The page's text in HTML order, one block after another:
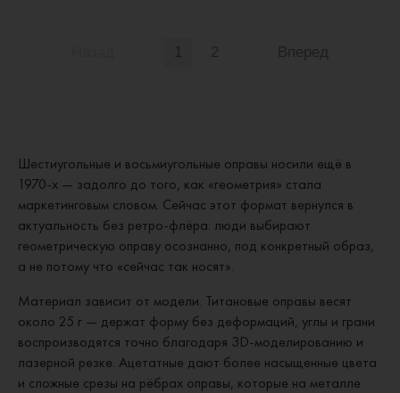
Шестиугольные и восьмиугольные оправы носили ещё в
1970-х — задолго до того, как «геометрия» стала
маркетинговым словом. Сейчас этот формат вернулся в
актуальность без ретро-флёра: люди выбирают
геометрическую оправу осознанно, под конкретный образ,
а не потому что «сейчас так носят».
Материал зависит от модели. Титановые оправы весят
около 25 г — держат форму без деформаций, углы и грани
воспроизводятся точно благодаря 3D-моделированию и
лазерной резке. Ацетатные дают более насыщенные цвета
и сложные срезы на рёбрах оправы, которые на металле